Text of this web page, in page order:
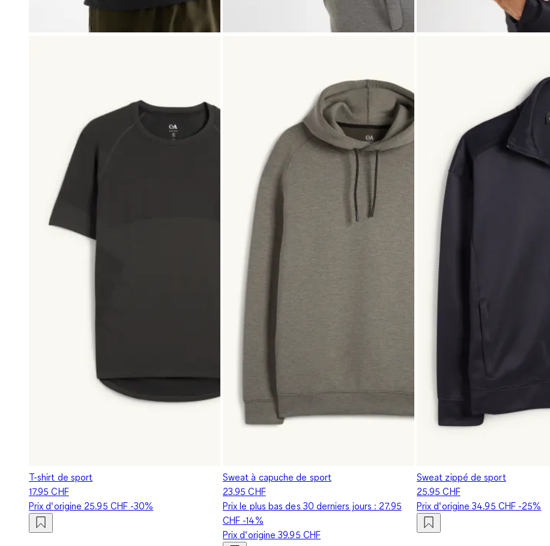
T-shirt de sport
17.95 CHF
Prix d‘origine 25.95 CHF-30%
Sweat à capuche de sport
23.95 CHF
Prix le plus bas des 30 derniers jours : 27.95
CHF -14%
Prix d‘origine39.95 CHF
Sweat zippé de sport
25.95 CHF
Prix d‘origine34.95 CHF-25%